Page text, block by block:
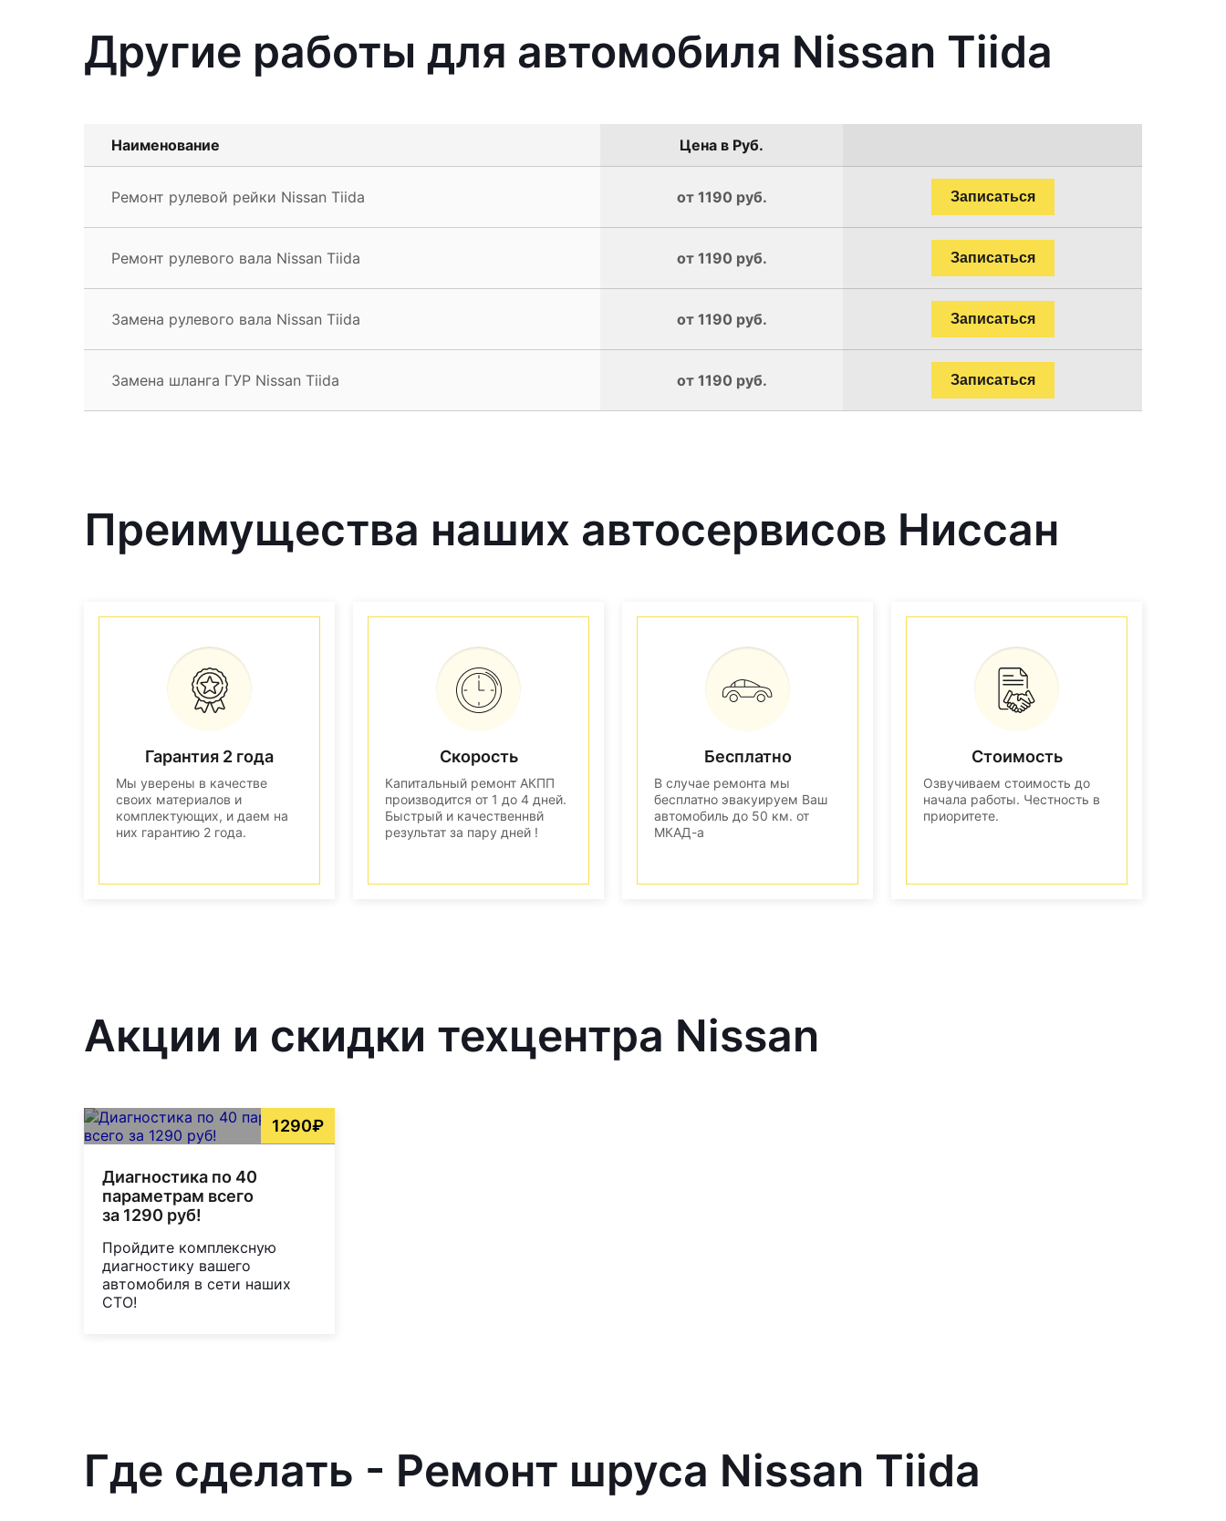
Другие работы для автомобиля Nissan Tiida
Наименование Цена в Руб.
Ремонт рулевой рейки Nissan Tiida от 1190 руб. Записаться
Ремонт рулевого вала Nissan Tiida от 1190 руб. Записаться
Замена рулевого вала Nissan Tiida от 1190 руб. Записаться
Замена шланга ГУР Nissan Tiida от 1190 руб. Записаться
Преимущества наших автосервисов Ниссан
Гарантия 2 года
Мы уверены в качестве
своих материалов и
комплектующих, и даем на
них гарантию 2 года.
Скорость
Капитальный ремонт АКПП
производится от 1 до 4 дней.
Быстрый и качественнвй
результат за пару дней !
Бесплатно
В случае ремонта мы
бесплатно эвакуируем Ваш
автомобиль до 50 км. от
МКАД-а
Стоимость
Озвучиваем стоимость до
начала работы. Честность в
приоритете.
Акции и скидки техцентра Nissan
1290₽
Диагностика по 40
параметрам всего
за 1290 руб!
Пройдите комплексную
диагностику вашего
автомобиля в сети наших
СТО!
Где сделать - Ремонт шруса Nissan Tiida